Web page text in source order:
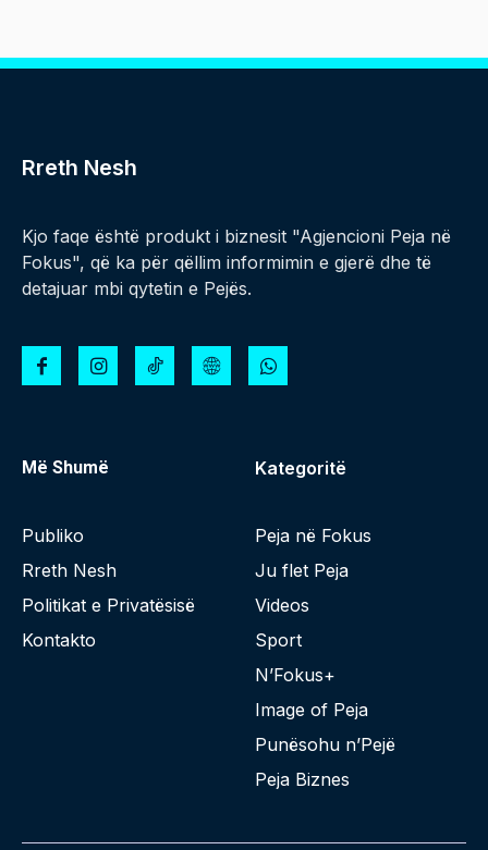
Rreth Nesh
Kjo faqe është produkt i biznesit "Agjencioni Peja në
Fokus", që ka për qëllim informimin e gjerë dhe të
detajuar mbi qytetin e Pejës.
Më Shumë
Publiko
Rreth Nesh
Politikat e Privatësisë
Kontakto
Kategoritë
Peja në Fokus
Ju flet Peja
Videos
Sport
N’Fokus+
Image of Peja
Punësohu n’Pejë
Peja Biznes